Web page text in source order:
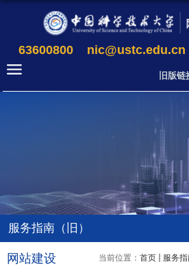
63600800 nic@ustc.edu.cn
旧版链
服务指南（旧）
当前位置： 首页 服务指
网站建设